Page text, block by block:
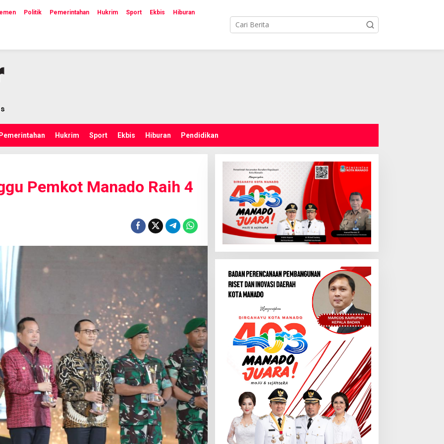
Politik Pemerintahan Hukrim Sport Ekbis Hiburan
Pemerintahan Hukrim Sport Ekbis Hiburan Pendidikan
Pemkot Manado Raih 4